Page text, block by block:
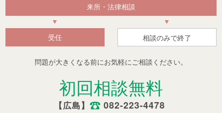
来所・法律相談
受任 相談のみで終了
問題が大きくなる前にお気軽にご相談ください。
初回相談無料
【広島】 082-223-4478